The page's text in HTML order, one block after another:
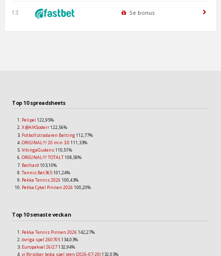
13 Se bonus
Top 10 spreadsheets
Pelipel 122,95%
X @AIKSoderr122,56%
Fotbollstradaren Betting112,77%
ORIGINAL!!! 20 min 3.0 111,33%
VikingaGudens110,51%
ORIGINAL!!! TOTALT108,58%
Bethard 103,10%
Tennis Bet365101,24%
Pekka Tennis 2026 100,43%
Pekka Cykel Pinnen 2026 100,20%
Top 10 senaste veckan
Pekka Tennis Pinnen 2026 142,27%
övriga spel 260705134,03%
Europakval 26/27132,94%
vi försöker boka spel igen (2026-07-20)132,03%